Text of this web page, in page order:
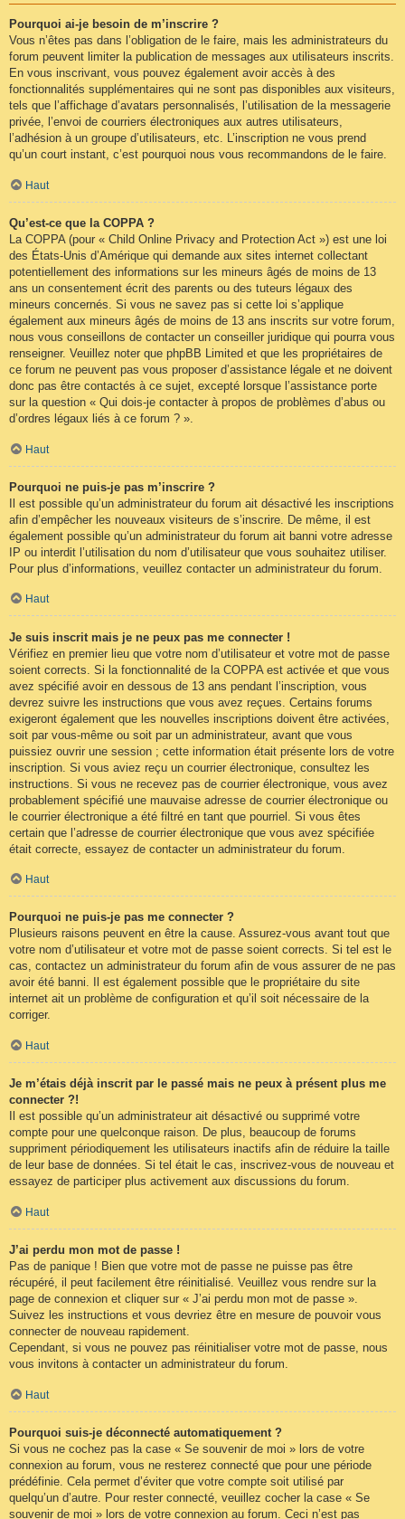
Pourquoi ai-je besoin de m’inscrire ?
Vous n’êtes pas dans l’obligation de le faire, mais les administrateurs du
forum peuvent limiter la publication de messages aux utilisateurs inscrits.
En vous inscrivant, vous pouvez également avoir accès à des
fonctionnalités supplémentaires qui ne sont pas disponibles aux visiteurs,
tels que l’affichage d’avatars personnalisés, l’utilisation de la messagerie
privée, l’envoi de courriers électroniques aux autres utilisateurs,
l’adhésion à un groupe d’utilisateurs, etc. L’inscription ne vous prend
qu’un court instant, c’est pourquoi nous vous recommandons de le faire.
Haut
Qu’est-ce que la COPPA ?
La COPPA (pour « Child Online Privacy and Protection Act ») est une loi
des États-Unis d’Amérique qui demande aux sites internet collectant
potentiellement des informations sur les mineurs âgés de moins de 13
ans un consentement écrit des parents ou des tuteurs légaux des
mineurs concernés. Si vous ne savez pas si cette loi s’applique
également aux mineurs âgés de moins de 13 ans inscrits sur votre forum,
nous vous conseillons de contacter un conseiller juridique qui pourra vous
renseigner. Veuillez noter que phpBB Limited et que les propriétaires de
ce forum ne peuvent pas vous proposer d’assistance légale et ne doivent
donc pas être contactés à ce sujet, excepté lorsque l’assistance porte
sur la question « Qui dois-je contacter à propos de problèmes d’abus ou
d’ordres légaux liés à ce forum ? ».
Haut
Pourquoi ne puis-je pas m’inscrire ?
Il est possible qu’un administrateur du forum ait désactivé les inscriptions
afin d’empêcher les nouveaux visiteurs de s’inscrire. De même, il est
également possible qu’un administrateur du forum ait banni votre adresse
IP ou interdit l’utilisation du nom d’utilisateur que vous souhaitez utiliser.
Pour plus d’informations, veuillez contacter un administrateur du forum.
Haut
Je suis inscrit mais je ne peux pas me connecter !
Vérifiez en premier lieu que votre nom d’utilisateur et votre mot de passe
soient corrects. Si la fonctionnalité de la COPPA est activée et que vous
avez spécifié avoir en dessous de 13 ans pendant l’inscription, vous
devrez suivre les instructions que vous avez reçues. Certains forums
exigeront également que les nouvelles inscriptions doivent être activées,
soit par vous-même ou soit par un administrateur, avant que vous
puissiez ouvrir une session ; cette information était présente lors de votre
inscription. Si vous aviez reçu un courrier électronique, consultez les
instructions. Si vous ne recevez pas de courrier électronique, vous avez
probablement spécifié une mauvaise adresse de courrier électronique ou
le courrier électronique a été filtré en tant que pourriel. Si vous êtes
certain que l’adresse de courrier électronique que vous avez spécifiée
était correcte, essayez de contacter un administrateur du forum.
Haut
Pourquoi ne puis-je pas me connecter ?
Plusieurs raisons peuvent en être la cause. Assurez-vous avant tout que
votre nom d’utilisateur et votre mot de passe soient corrects. Si tel est le
cas, contactez un administrateur du forum afin de vous assurer de ne pas
avoir été banni. Il est également possible que le propriétaire du site
internet ait un problème de configuration et qu’il soit nécessaire de la
corriger.
Haut
Je m’étais déjà inscrit par le passé mais ne peux à présent plus me
connecter ?!
Il est possible qu’un administrateur ait désactivé ou supprimé votre
compte pour une quelconque raison. De plus, beaucoup de forums
suppriment périodiquement les utilisateurs inactifs afin de réduire la taille
de leur base de données. Si tel était le cas, inscrivez-vous de nouveau et
essayez de participer plus activement aux discussions du forum.
Haut
J’ai perdu mon mot de passe !
Pas de panique ! Bien que votre mot de passe ne puisse pas être
récupéré, il peut facilement être réinitialisé. Veuillez vous rendre sur la
page de connexion et cliquer sur « J’ai perdu mon mot de passe ».
Suivez les instructions et vous devriez être en mesure de pouvoir vous
connecter de nouveau rapidement.
Cependant, si vous ne pouvez pas réinitialiser votre mot de passe, nous
vous invitons à contacter un administrateur du forum.
Haut
Pourquoi suis-je déconnecté automatiquement ?
Si vous ne cochez pas la case « Se souvenir de moi » lors de votre
connexion au forum, vous ne resterez connecté que pour une période
prédéfinie. Cela permet d’éviter que votre compte soit utilisé par
quelqu’un d’autre. Pour rester connecté, veuillez cocher la case « Se
souvenir de moi » lors de votre connexion au forum. Ceci n’est pas